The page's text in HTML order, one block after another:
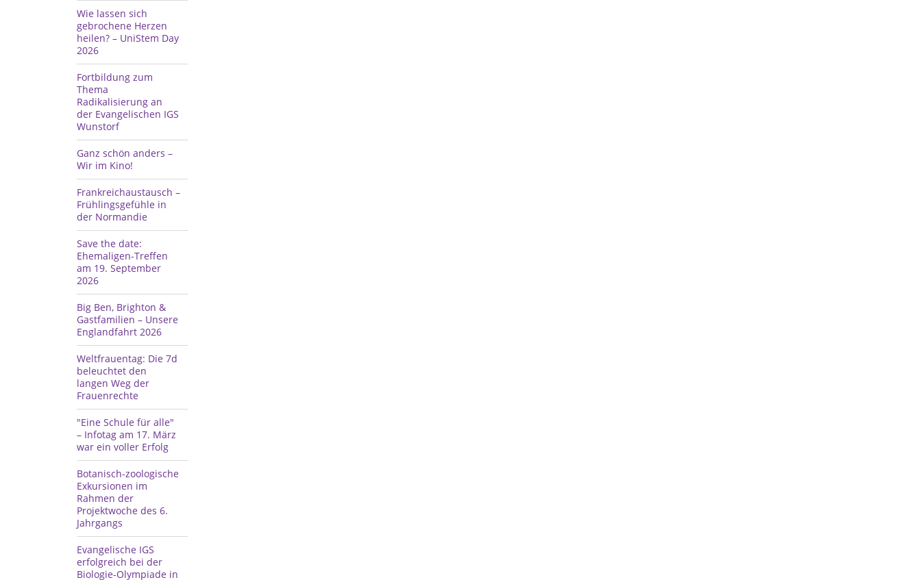
Wie lassen sich
gebrochene Herzen
heilen? – UniStem Day
2026
Fortbildung zum
Thema
Radikalisierung an
der Evangelischen IGS
Wunstorf
Ganz schön anders –
Wir im Kino!
Frankreichaustausch –
Frühlingsgefühle in
der Normandie
Save the date:
Ehemaligen-Treffen
am 19. September
2026
Big Ben, Brighton &
Gastfamilien – Unsere
Englandfahrt 2026
Weltfrauentag: Die 7d
beleuchtet den
langen Weg der
Frauenrechte
"Eine Schule für alle"
– Infotag am 17. März
war ein voller Erfolg
Botanisch-zoologische
Exkursionen im
Rahmen der
Projektwoche des 6.
Jahrgangs
Evangelische IGS
erfolgreich bei der
Biologie-Olympiade in